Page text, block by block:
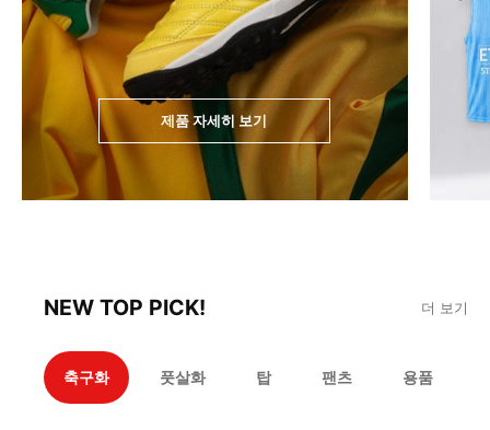
제품 자세히 보기
NEW TOP PICK! 더 보기
축구화 풋살화 탑 팬츠 용품